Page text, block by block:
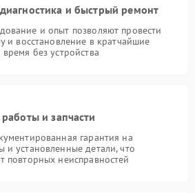
и быстрый ремонт
и опыт позволяют провести
и восстановление в кратчайшие
без устройства
и запчасти
гарантия на
и установленные детали, что
повторных неисправностей